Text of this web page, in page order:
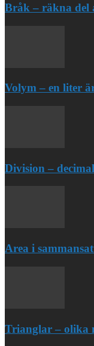
Bråk – räkna del
Volym – en liter
Division –
Area i
Trianglar – olika